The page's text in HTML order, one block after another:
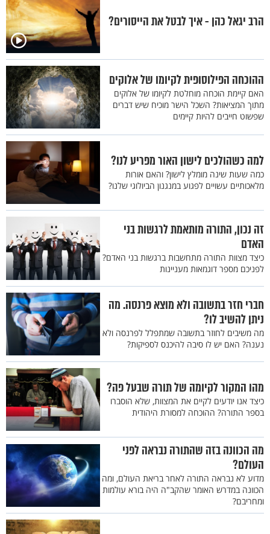
הרב יגאל כהן - איך לבטל את הייסורים?
ההוכחה הפילוסופית לקיומו של אלוקים
האם קיימת הוכחה מוחלטת לקיומו של אלוקים
מתוך המציאות? השכל הישר מוכיח שיש דברים
שפשוט חייבים להיות קיימים
למה כשהולכים לישון האור מפריע לנו?
כמה שעות שינה מומלץ לישון? והאם אורות
מלאכותיים עשויים לפגוע במנגנון הביולוגי שלנו?
זה נכון, התורה מותאמת לרגשות בני
האדם
כיצד מצוות התורה מתחשבות ברגשות בני האדם?
לפניכם מספר דוגמאות מעניינות
חברי חזר בתשובה ולא מוצא פרנסה. מה
ניתן להשיב לו?
מה משיבים לחוזר בתשובה שמתפלל לפרנסה ולא
נענה? האם יש לו סיבה להיכנס לספיקות?
מהו המקור לקיומה של תורה שבעל פה?
כיצד אנו יודעים לקיים את המצוות, שלא הוסברו
בספר התורה? ההוכחה למסורת היהודית
מה הכוונה בזה שהתורה נבראה לפני
העולם?
מדוע לא נבראה התורה לאחר בריאת העולם, ומה
הכוונה במדרש האומר שהקב"ה היה בורא עולמות
ומחריבם?